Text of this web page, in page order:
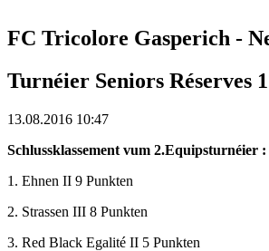
FC Tricolore Gasperich -
Turnéier Seniors Réserves
13.08.2016 10:47
Schlussklassement vum 2.Equipsturnéier :
1. Ehnen II 9 Punkten
2. Strassen III 8 Punkten
3. Red Black Egalité II 5 Punkten